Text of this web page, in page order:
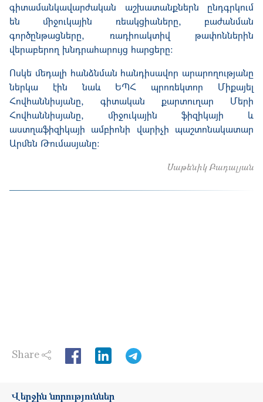
գիտամանկավարժական աշխատանքներն ընդգրկում
են միջուկային ռեակցիաները, բաժանման
գործընթացները, ռադիոակտիվ թափոններին
վերաբերող խնդրահարույց հարցերը:
Ոսկե մեդալի հանձնման հանդիսավոր արարողությանը
ներկա էին նաև ԵՊՀ պրոռեկտոր Միքայել
Հովհաննիսյանը, գիտական քարտուղար Մերի
Հովհաննիսյանը, միջուկային ֆիզիկայի և
աստղաֆիզիկայի ամբիոնի վարիչի պաշտոնակատար
Արմեն Թումասյանը:
Սաթենիկ Բադալյան
Share LinkedIn
Վերջին նորություններ